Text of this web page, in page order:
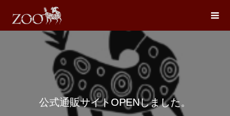
公式通販サイトOPENしました。